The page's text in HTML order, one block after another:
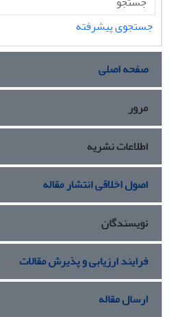
جستجوی پیشرفته
صفحه اصلی
مرور
اطلاعات نشریه
اصول اخلاقی انتشار مقاله
نویسندگان
فرایند ارزیابی و پذیرش مقالات
ارسال مقاله